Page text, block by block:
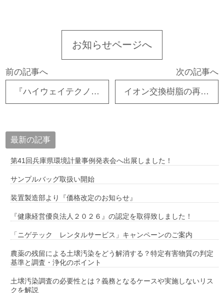
お知らせページへ
前の記事へ
『ハイウェイテクノフェア 2025』 出展のお知らせ
次の記事へ
イオン交換樹脂の再生方法とは？原理や再生できないと言われる理由を解説
最新の記事
第41回兵庫県環境計量事例発表会へ出展しました！
サンプルバッグ取扱い開始
装置製造部より『価格改定のお知らせ』
『健康経営優良法人２０２６』の認定を取得致しました！
「ニゲテック レンタルサービス」キャンペーンのご案内
農薬の残留による土壌汚染をどう解消する？特定有害物質の判定
基準と調査・浄化のポイント
土壌汚染調査の必要性とは？義務となるケースや実施しないリス
クを解説